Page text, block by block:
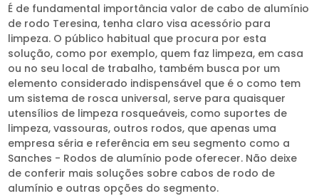
É de fundamental importância valor de cabo de alumínio
de rodo Teresina, tenha claro visa acessório para
limpeza. O público habitual que procura por esta
solução, como por exemplo, quem faz limpeza, em casa
ou no seu local de trabalho, também busca por um
elemento considerado indispensável que é o como tem
um sistema de rosca universal, serve para quaisquer
utensílios de limpeza rosqueáveis, como suportes de
limpeza, vassouras, outros rodos, que apenas uma
empresa séria e referência em seu segmento como a
Sanches - Rodos de alumínio pode oferecer. Não deixe
de conferir mais soluções sobre cabos de rodo de
alumínio e outras opções do segmento.